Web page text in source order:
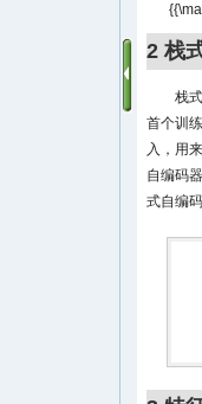
2 栈
栈
首个训
入，用
自编码
式自编码